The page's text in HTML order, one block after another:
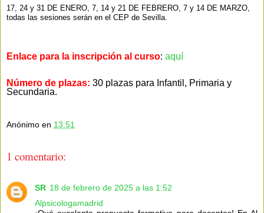
17, 24 y 31 DE ENERO, 7, 14 y 21 DE FEBRERO, 7 y 14 DE MARZO,
todas las sesiones serán en el CEP de Sevilla.
Enlace para la inscripción al curso: aquí
Número de plazas: 30 plazas para Infantil, Primaria y
Secundaria.
Anónimo en 13:51
1 comentario:
SR 18 de febrero de 2025 a las 1:52
Alpsicologamadrid